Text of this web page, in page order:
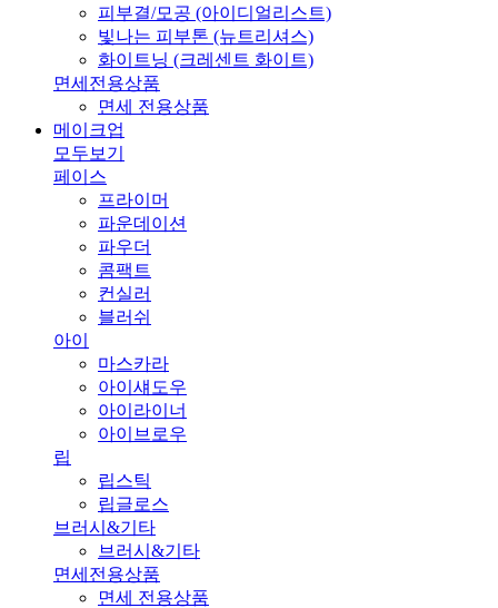
피부결/모공 (아이디얼리스트)
빛나는 피부톤 (뉴트리셔스)
화이트닝 (크레센트 화이트)
면세전용상품
면세 전용상품
메이크업
모두보기
페이스
프라이머
파운데이션
파우더
콤팩트
컨실러
블러쉬
아이
마스카라
아이섀도우
아이라이너
아이브로우
립
립스틱
립글로스
브러시&기타
브러시&기타
면세전용상품
면세 전용상품